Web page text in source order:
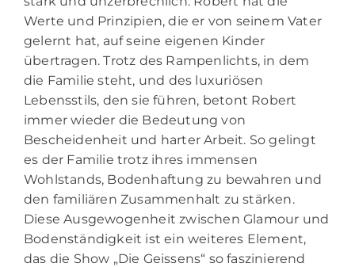
Werte und Prinzipien, die er von seinem Vater
gelernt hat, auf seine eigenen Kinder
übertragen. Trotz des Rampenlichts, in dem
die Familie steht, und des luxuriösen
Lebensstils, den sie führen, betont Robert
immer wieder die Bedeutung von
Bescheidenheit und harter Arbeit. So gelingt
es der Familie trotz ihres immensen
Wohlstands, Bodenhaftung zu bewahren und
den familiären Zusammenhalt zu stärken.
Diese Ausgewogenheit zwischen Glamour und
Bodenständigkeit ist ein weiteres Element,
das die Show „Die Geissens“ so faszinierend